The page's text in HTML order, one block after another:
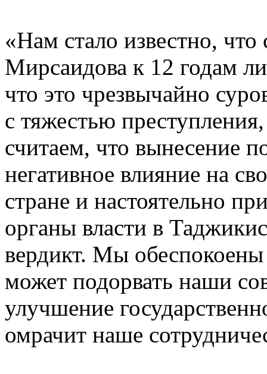
«Нам стало известно, что
Мирсаидова к 12 годам
что это чрезвычайно
с тяжестью
считаем, что вынесение
негативное влияние на
стране и настоятельно
органы власти в
вердикт. Мы
может подорвать наши
улучшение
омрачит наше